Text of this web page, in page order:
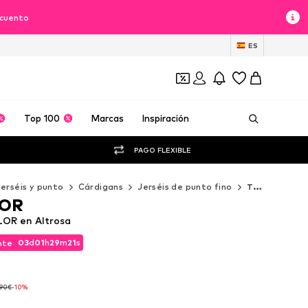
ES
Top 100 Marcas Inspiración
PAGO FLEXIBLE
y punto Cárdigans Jerséis de punto fino TOM TAILOR Jerséis de punto fino
03d01h29m19s
-10%
03d01h29m19s
en Altrosa